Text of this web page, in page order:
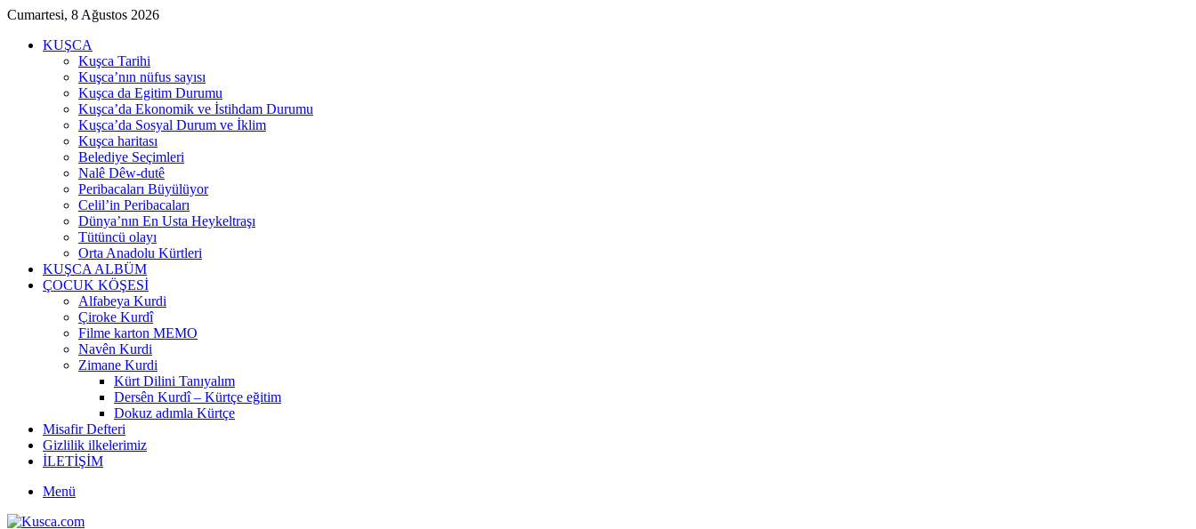
Cumartesi, 8 Ağustos 2026
KUŞCA
Kuşca Tarihi
Kuşca’nın nüfus sayısı
Kuşca da Egitim Durumu
Kuşca’da Ekonomik ve İstihdam Durumu
Kuşca’da Sosyal Durum ve İklim
Kuşca haritası
Belediye Seçimleri
Nalê Dêw-dutê
Peribacaları Büyülüyor
Celil’in Peribacaları
Dünya’nın En Usta Heykeltraşı
Tütüncü olayı
Orta Anadolu Kürtleri
KUŞCA ALBÜM
ÇOCUK KÖŞESİ
Alfabeya Kurdi
Çiroke Kurdî
Filme karton MEMO
Navên Kurdi
Zimane Kurdi
Kürt Dilini Tanıyalım
Dersên Kurdî – Kürtçe eğitim
Dokuz adımla Kürtçe
Misafir Defteri
Gizlilik ilkelerimiz
İLETİŞİM
Menü